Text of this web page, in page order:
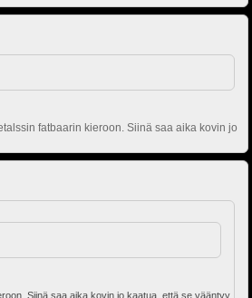
fatbaarin kieroon. Siinä saa aika kovin jo
Siinä saa aika kovin jo kaatua, että se vääntyy